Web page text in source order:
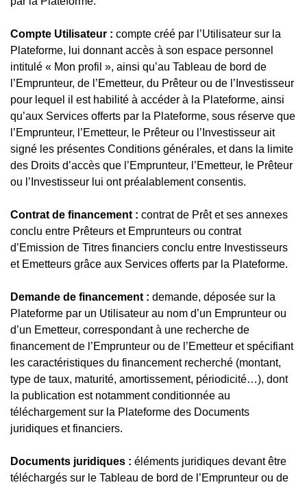
Compte Utilisateur : compte créé par l’Utilisateur sur la
Plateforme, lui donnant accès à son espace personnel
intitulé « Mon profil », ainsi qu’au Tableau de bord de
l’Emprunteur, de l’Emetteur, du Prêteur ou de l’Investisseur
pour lequel il est habilité à accéder à la Plateforme, ainsi
qu’aux Services offerts par la Plateforme, sous réserve que
l’Emprunteur, l’Emetteur, le Prêteur ou l’Investisseur ait
signé les présentes Conditions générales, et dans la limite
des Droits d’accès que l’Emprunteur, l’Emetteur, le Prêteur
ou l’Investisseur lui ont préalablement consentis.
Contrat de financement : contrat de Prêt et ses annexes
conclu entre Prêteurs et Emprunteurs ou contrat
d’Emission de Titres financiers conclu entre Investisseurs
et Emetteurs grâce aux Services offerts par la Plateforme.
Demande de financement : demande, déposée sur la
Plateforme par un Utilisateur au nom d’un Emprunteur ou
d’un Emetteur, correspondant à une recherche de
financement de l’Emprunteur ou de l’Emetteur et spécifiant
les caractéristiques du financement recherché (montant,
type de taux, maturité, amortissement, périodicité…), dont
la publication est notamment conditionnée au
téléchargement sur la Plateforme des Documents
juridiques et financiers.
Documents juridiques : éléments juridiques devant être
téléchargés sur le Tableau de bord de l’Emprunteur ou de